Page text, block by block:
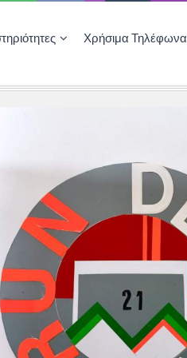
Χρήσιμα Τηλέφωνα